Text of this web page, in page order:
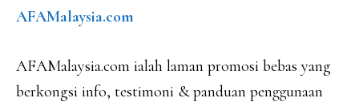
AFAMalaysia.com
AFAMalaysia.com ialah laman promosi bebas yang
berkongsi info, testimoni & panduan penggunaan